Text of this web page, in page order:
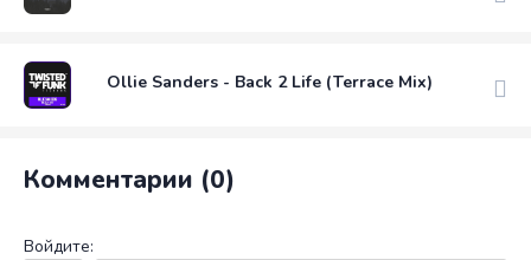
Ollie Sanders - Back 2 Life (Terrace Mix)
Комментарии (0)
Войдите: